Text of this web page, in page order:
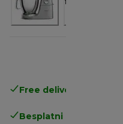
Free delivery in 1-3 days
Besplatni povrati